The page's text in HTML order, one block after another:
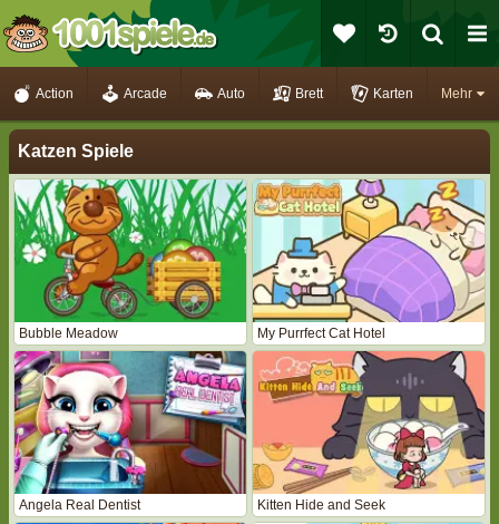
Mehr
Action Arcade Auto Brett Karten
Katzen Spiele
Bubble Meadow My Purrfect Cat Hotel
Angela Real Dentist Kitten Hide and Seek